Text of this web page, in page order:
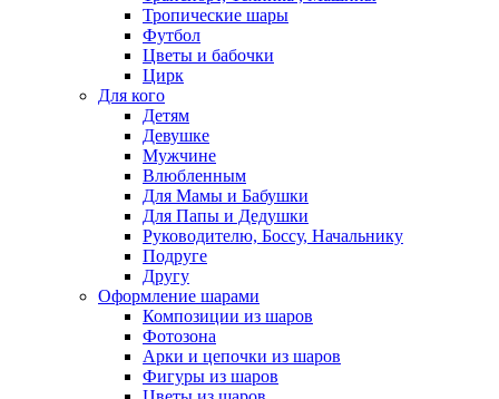
Тропические шары
Футбол
Цветы и бабочки
Цирк
Для кого
Детям
Девушке
Мужчине
Влюбленным
Для Мамы и Бабушки
Для Папы и Дедушки
Руководителю, Боссу, Начальнику
Подруге
Другу
Оформление шарами
Композиции из шаров
Фотозона
Арки и цепочки из шаров
Фигуры из шаров